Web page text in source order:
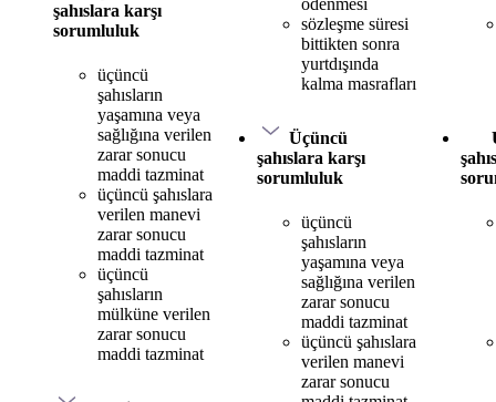
şahıslara karşı
sorumluluk
üçüncü
şahısların
yaşamına veya
sağlığına verilen
zarar sonucu
maddi tazminat
üçüncü şahıslara
verilen manevi
zarar sonucu
maddi tazminat
üçüncü
şahısların
mülküne verilen
zarar sonucu
maddi tazminat
ödenmesi
sözleşme süresi
bittikten sonra
yurtdışında
kalma masrafları
Üçüncü
şahıslara karşı
sorumluluk
üçüncü
şahısların
yaşamına veya
sağlığına verilen
zarar sonucu
maddi tazminat
üçüncü şahıslara
verilen manevi
zarar sonucu